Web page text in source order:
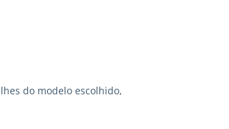
do modelo escolhido,